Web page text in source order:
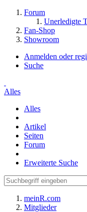
Forum
Unerledigte
Fan-Shop
Showroom
Anmelden oder
Suche
Alles
Alles
Artikel
Seiten
Forum
Erweiterte Suche
meinR.com
Mitglieder